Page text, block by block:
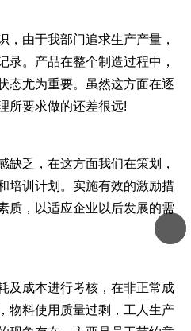
由于我部门追求生产产量，
录。产品在整个制造过程中，
态尤为重要。虽然这方面在逐
所要求做的还差很远!
缺乏，在这方面我们在策划，
培训计划。实施有效的激励措
质，以适应企业以后发展的需
及成本进行考核，在非正常成
物料使用质量过剩，工人生产